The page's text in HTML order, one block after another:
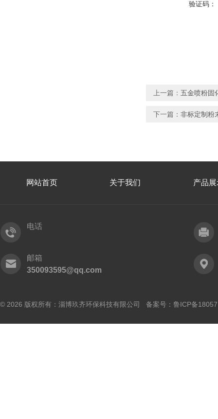
验证码：
上一篇： 五金喷粉固
下一篇： 非标定制粉
网站首页 关于我们 产品展
电话
邮箱
350093595@qq.com
© 2026 版权所有：淄博玖齐环保科技有限公司 备案号： 鲁ICP备